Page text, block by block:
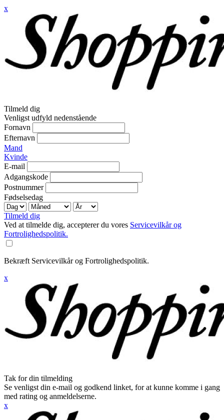
x
Tilmeld dig
Venligst udfyld nedenstående
Fornavn
Efternavn
Mand
Kvinde
E-mail
Adgangskode
Postnummer
Fødselsedag
Tilmeld dig
Ved at tilmelde dig, accepterer du vores Servicevilkår og
Fortrolighedspolitik.
Bekræft Servicevilkår og Fortrolighedspolitik.
x
Tak for din tilmelding
Se venligst din e-mail og godkend linket, for at kunne komme i gang
med rating og anmeldelserne.
x